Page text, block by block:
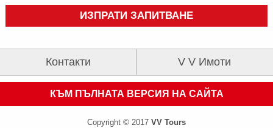
ИЗПРАТИ ЗАПИТВАНЕ
Контакти V V Имоти
КЪМ ПЪЛНАТА ВЕРСИЯ НА САЙТА
Copyright © 2017 VV Tours